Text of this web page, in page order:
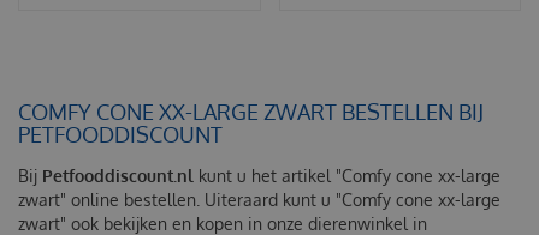
COMFY CONE XX-LARGE ZWART BESTELLEN BIJ
PETFOODDISCOUNT
Bij Petfooddiscount.nl kunt u het artikel "Comfy cone xx-large
zwart" online bestellen. Uiteraard kunt u "Comfy cone xx-large
zwart" ook bekijken en kopen in onze dierenwinkel in